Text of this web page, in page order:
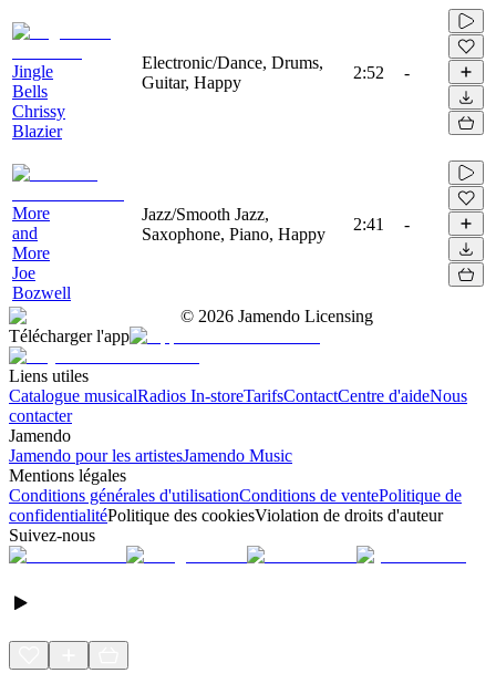
Jingle
Bells
Chrissy
Blazier
Electronic/Dance, Drums,
Guitar, Happy
2:52 -
More
and
More
Joe
Bozwell
Jazz/Smooth Jazz,
Saxophone, Piano, Happy
2:41 -
© 2026 Jamendo Licensing
Télécharger l'app
Liens utiles
Catalogue musicalRadios In-storeTarifsContactCentre d'aideNous
contacter
Jamendo
Jamendo pour les artistesJamendo Music
Mentions légales
Conditions générales d'utilisationConditions de ventePolitique de
confidentialitéPolitique des cookiesViolation de droits d'auteur
Suivez-nous